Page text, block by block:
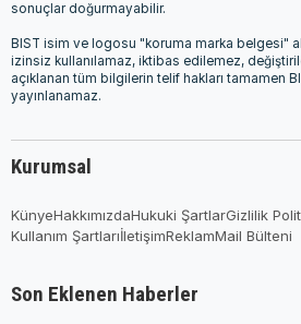
sonuçlar doğurmayabilir.
BIST isim ve logosu "koruma marka belgesi"
izinsiz kullanılamaz, iktibas edilemez,
açıklanan tüm bilgilerin telif hakları tamamen
yayınlanamaz.
Kurumsal
KünyeHakkımızdaHukuki ŞartlarGizlilik
Kullanım ŞartlarıİletişimReklamMail Bülteni
Son Eklenen Haberler